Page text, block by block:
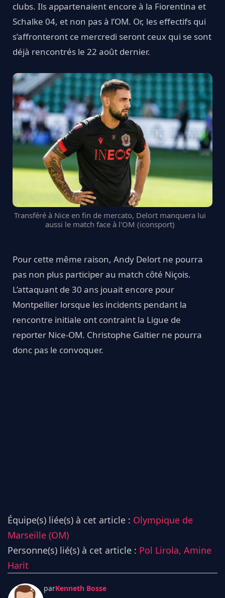
clubs. Ils appartenaient encore à la Fiorentina et
Schalke 04, et non pas à l’OM. Or, les effectifs qui
s’affronteront ce mercredi seront ceux qui se sont
déjà rencontrés le 22 août dernier.
Transféré à Nice en fin de mercato, Delort manquera lui
aussi le match face à l'OM (iconsport)
Pour cette même raison, Andy Delort ne pourra
pas non plus participer au match côté Niçois.
L’attaquant de 30 ans jouait encore pour
Montpellier lorsque les incidents pendant la
rencontre initiale ont contraint la Ligue de
reporter Nice-OM. Christophe Galtier ne pourra
donc pas le convoquer.
Équipe(s) liée(s) à cet article : Olympique de
Marseille (OM)
Personne(s) lié(s) à cet article : Pol Lirola, Amine
Harit
parKenneth Bosse